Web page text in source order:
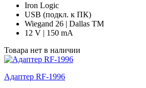
Iron Logic
USB (подкл. к ПК)
Wiegand 26 | Dallas TM
12 V | 150 mA
Товара нет в наличии
Адаптер RF-1996